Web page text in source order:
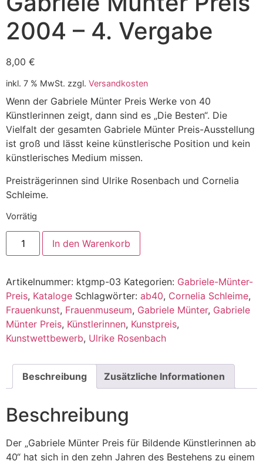
2004 – 4. Vergabe
8,00 €
inkl. 7 % MwSt. zzgl. Versandkosten
Wenn der Gabriele Münter Preis Werke von 40
Künstlerinnen zeigt, dann sind es „Die Besten“. Die
Vielfalt der gesamten Gabriele Münter Preis-Ausstellung
ist groß und lässt keine künstlerische Position und kein
künstlerisches Medium missen.
Preisträgerinnen sind Ulrike Rosenbach und Cornelia
Schleime.
Vorrätig
In den Warenkorb
Artikelnummer: ktgmp-03 Kategorien: Gabriele-Münter-
Preis, Kataloge Schlagwörter: ab40, Cornelia Schleime,
Frauenkunst, Frauenmuseum, Gabriele Münter, Gabriele
Münter Preis, Künstlerinnen, Kunstpreis,
Kunstwettbewerb, Ulrike Rosenbach
Beschreibung Zusätzliche Informationen
Beschreibung
Der „Gabriele Münter Preis für Bildende Künstlerinnen ab
40“ hat sich in den zehn Jahren des Bestehens zu einem